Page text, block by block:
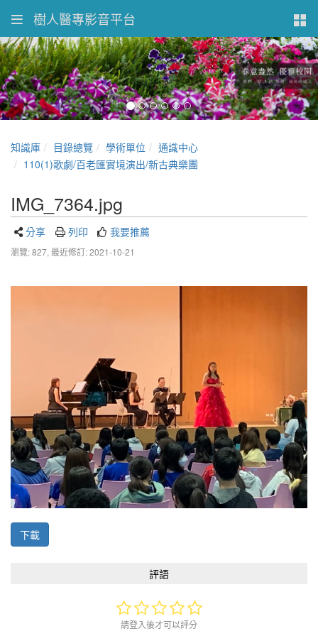
樹人醫專影音平台
知識庫 目錄總覽 學術單位
通識中心
110(1)歌劇/百老匯實境演出/新古典樂團
IMG_7364.jpg
分享 列印 我要推薦
瀏覽: 827, 最近修訂: 2021-10-21
下載
評語
請登入後才可以評分